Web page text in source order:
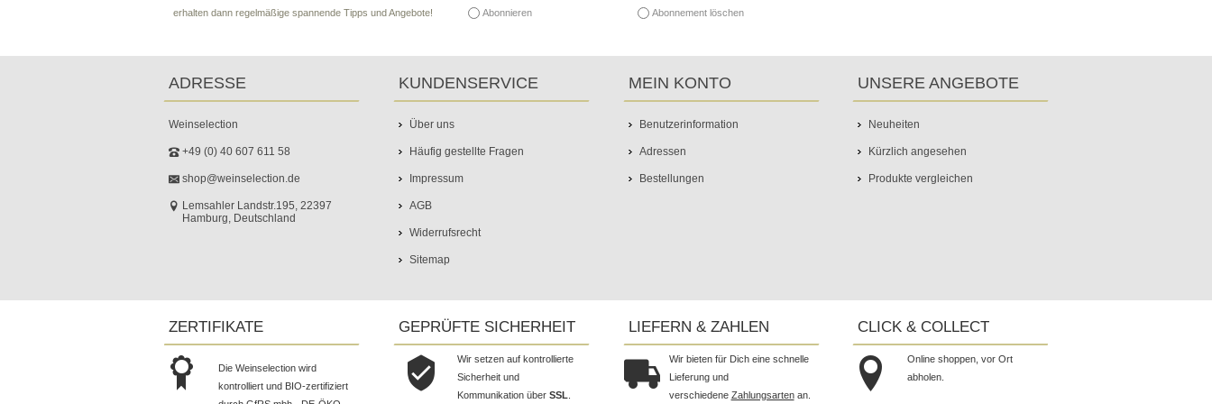
erhalten dann regelmäßige spannende Tipps und Angebote!
Abonnieren Abonnement löschen
ADRESSE
Weinselection
+49 (0) 40 607 611 58
shop@weinselection.de
Lemsahler Landstr.195, 22397
Hamburg, Deutschland
KUNDENSERVICE
Über uns
Häufig gestellte Fragen
Impressum
AGB
Widerrufsrecht
Sitemap
MEIN KONTO
Benutzerinformation
Adressen
Bestellungen
UNSERE ANGEBOTE
Neuheiten
Kürzlich angesehen
Produkte vergleichen
ZERTIFIKATE
Die Weinselection wird
kontrolliert und BIO-zertifiziert
GEPRÜFTE SICHERHEIT
Wir setzen auf kontrollierte
Sicherheit und
Kommunikation über SSL
LIEFERN & ZAHLEN
Wir bieten für Dich eine schnelle
Lieferung und
verschiedene Zahlungsartenan.
CLICK & COLLECT
Online shoppen, vor Ort
abholen.